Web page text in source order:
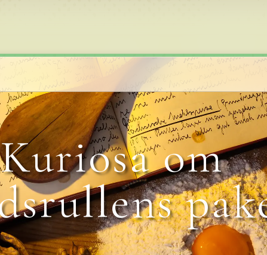
Kuriosa om